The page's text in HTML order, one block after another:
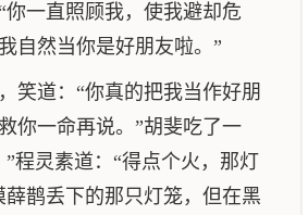
你一直照顾我，使我避却危
自然当你是好朋友啦。”
笑道：“你真的把我当作好朋
你一命再说。”胡斐吃了一
程灵素道：“得点个火，那灯
薛鹊丢下的那只灯笼，但在黑